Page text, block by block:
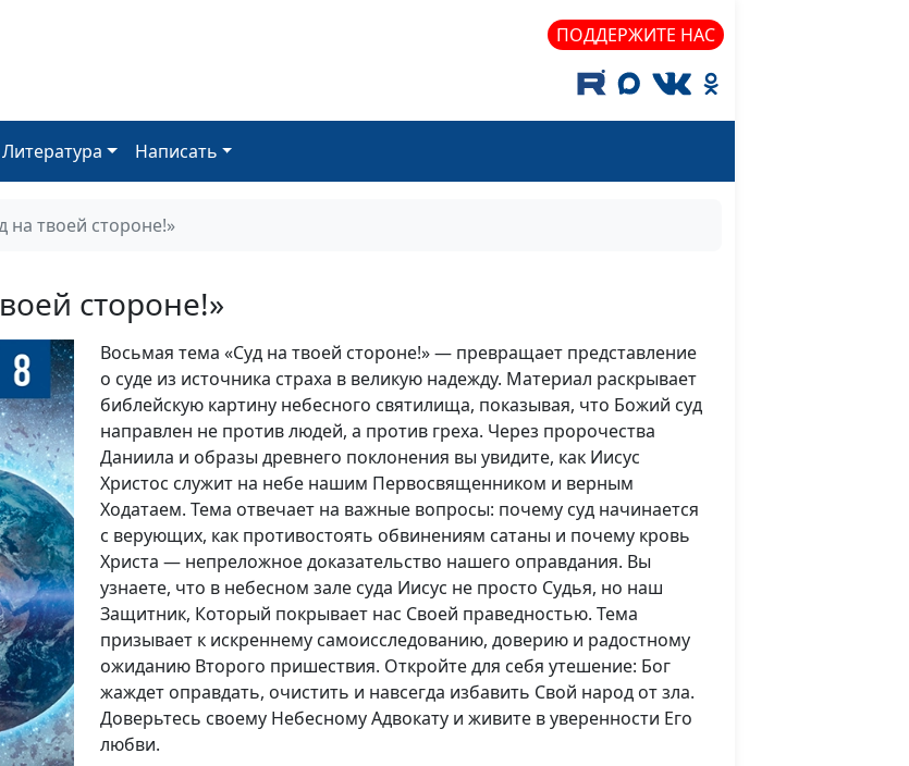
ПОДДЕРЖИТЕ НАС
Литература Написать
на твоей стороне!»
стороне!»
Восьмая тема «Суд на твоей стороне!» — превращает представление
о суде из источника страха в великую надежду. Материал раскрывает
библейскую картину небесного святилища, показывая, что Божий суд
направлен не против людей, а против греха. Через пророчества
Даниила и образы древнего поклонения вы увидите, как Иисус
Христос служит на небе нашим Первосвященником и верным
Ходатаем. Тема отвечает на важные вопросы: почему суд начинается
с верующих, как противостоять обвинениям сатаны и почему кровь
Христа — непреложное доказательство нашего оправдания. Вы
узнаете, что в небесном зале суда Иисус не просто Судья, но наш
Защитник, Который покрывает нас Своей праведностью. Тема
призывает к искреннему самоисследованию, доверию и радостному
ожиданию Второго пришествия. Откройте для себя утешение: Бог
жаждет оправдать, очистить и навсегда избавить Свой народ от зла.
Доверьтесь своему Небесному Адвокату и живите в уверенности Его
любви.